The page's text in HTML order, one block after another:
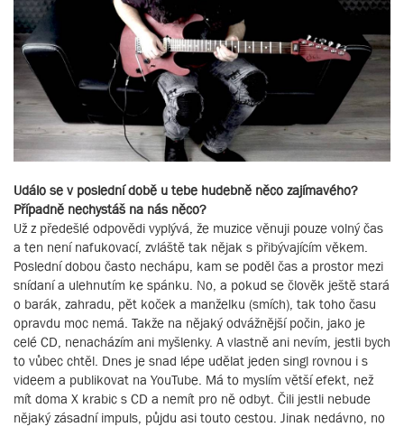
Událo se v poslední době u tebe hudebně něco zajímavého?
Případně nechystáš na nás něco?
Už z předešlé odpovědi vyplývá, že muzice věnuji pouze volný čas
a ten není nafukovací, zvláště tak nějak s přibývajícím věkem.
Poslední dobou často nechápu, kam se poděl čas a prostor mezi
snídaní a ulehnutím ke spánku. No, a pokud se člověk ještě stará
o barák, zahradu, pět koček a manželku (smích), tak toho času
opravdu moc nemá. Takže na nějaký odvážnější počin, jako je
celé CD, nenacházím ani myšlenky. A vlastně ani nevím, jestli bych
to vůbec chtěl. Dnes je snad lépe udělat jeden singl rovnou i s
videem a publikovat na YouTube. Má to myslím větší efekt, než
mít doma X krabic s CD a nemít pro ně odbyt. Čili jestli nebude
nějaký zásadní impuls, půjdu asi touto cestou. Jinak nedávno, no